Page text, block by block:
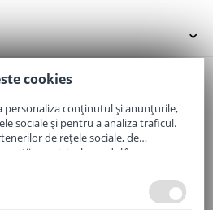
Jud. Bihor
cookies
personaliza conținutul și anunțurile,
sociale și pentru a analiza traficul.
de rețele sociale, de
cu privire la modul în care
le pot combina cu alte informații